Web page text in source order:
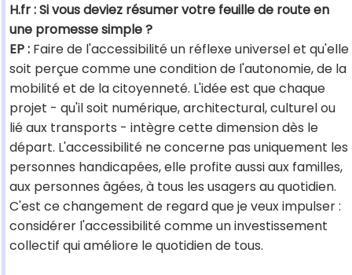
H.fr : Si vous deviez résumer votre feuille de route en
une promesse simple ?
EP : Faire de l'accessibilité un réflexe universel et qu'elle
soit perçue comme une condition de l'autonomie, de la
mobilité et de la citoyenneté. L'idée est que chaque
projet - qu'il soit numérique, architectural, culturel ou
lié aux transports - intègre cette dimension dès le
départ. L'accessibilité ne concerne pas uniquement les
personnes handicapées, elle profite aussi aux familles,
aux personnes âgées, à tous les usagers au quotidien.
C'est ce changement de regard que je veux impulser :
considérer l'accessibilité comme un investissement
collectif qui améliore le quotidien de tous.